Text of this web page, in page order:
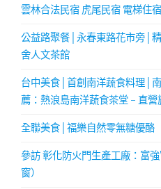
雲林合法民宿 虎尾民宿 電梯住
公益路聚餐│永春東路花市旁│
舍人文茶館
台中美食│首創南洋蔬食料理│
薦：熱浪島南洋蔬食茶堂 - 直營
全聯美食│福樂自然零無糖優酪
參訪 彰化防火門生產工廠：富
窗）